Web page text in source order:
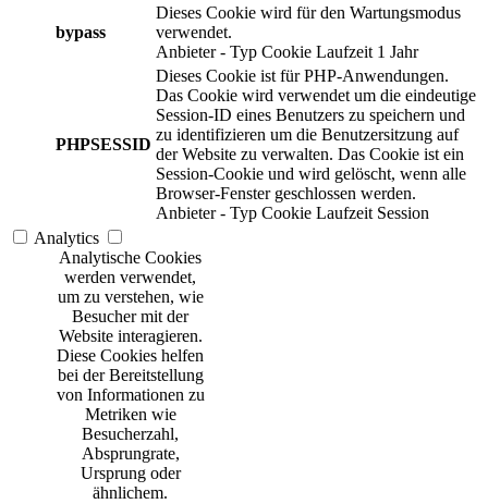
bypass
Dieses Cookie wird für den Wartungsmodus
verwendet.
Anbieter - Typ Cookie Laufzeit 1 Jahr
PHPSESSID
Dieses Cookie ist für PHP-Anwendungen.
Das Cookie wird verwendet um die eindeutige
Session-ID eines Benutzers zu speichern und
zu identifizieren um die Benutzersitzung auf
der Website zu verwalten. Das Cookie ist ein
Session-Cookie und wird gelöscht, wenn alle
Browser-Fenster geschlossen werden.
Anbieter - Typ Cookie Laufzeit Session
Analytics
Analytische Cookies
werden verwendet,
um zu verstehen, wie
Besucher mit der
Website interagieren.
Diese Cookies helfen
bei der Bereitstellung
von Informationen zu
Metriken wie
Besucherzahl,
Absprungrate,
Ursprung oder
ähnlichem.